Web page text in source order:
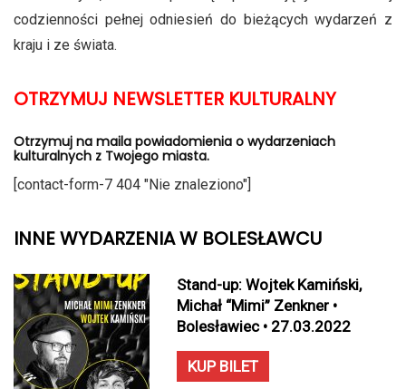
codzienności pełnej odniesień do bieżących wydarzeń z
kraju i ze świata.
OTRZYMUJ NEWSLETTER KULTURALNY
Otrzymuj na maila powiadomienia o wydarzeniach
kulturalnych z Twojego miasta.
[contact-form-7 404 "Nie znaleziono"]
INNE WYDARZENIA W BOLESŁAWCU
Stand-up: Wojtek Kamiński,
Michał “Mimi” Zenkner •
Bolesławiec • 27.03.2022
KUP BILET